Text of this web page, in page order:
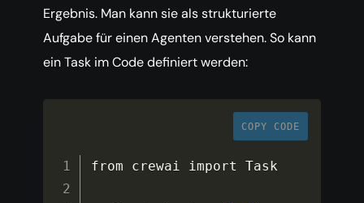
Ergebnis. Man kann sie als strukturierte
Aufgabe für einen Agenten verstehen. So kann
ein Task im Code definiert werden:
COPY CODE
from crewai import Task